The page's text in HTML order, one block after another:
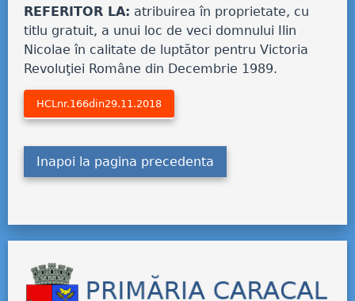
REFERITOR LA: atribuirea în proprietate, cu
titlu gratuit, a unui loc de veci domnului Ilin
Nicolae în calitate de luptător pentru Victoria
Revoluţiei Române din Decembrie 1989.
HCLnr.166din29.11.2018
Inapoi la pagina precedenta